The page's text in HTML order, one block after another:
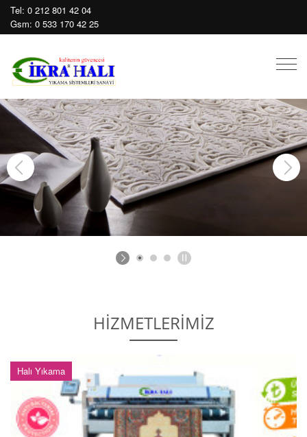
Tel: 0 212 801 42 04
Gsm: 0 533 170 42 25
Mobil
HİZMETLERİMİZ
Halı Yıkama